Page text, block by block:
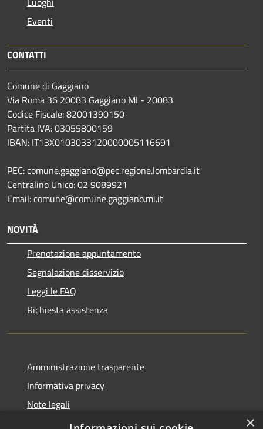
Eventi
CONTATTI
Comune di Gaggiano
Via Roma 36 20083 Gaggiano MI - 20083
Codice Fiscale: 82001390150
Partita IVA: 03055800159
IBAN: IT13X0103033120000005116691
PEC: comune.gaggiano@pec.regione.lombardia.it
Centralino Unico: 02 9089921
Email: comune@comune.gaggiano.mi.it
NOVITÀ
Prenotazione appuntamento
Segnalazione disservizio
Leggi le FAQ
Richiesta assistenza
Amministrazione trasparente
Informativa privacy
Note legali
Dichiarazione di accessibilità
×